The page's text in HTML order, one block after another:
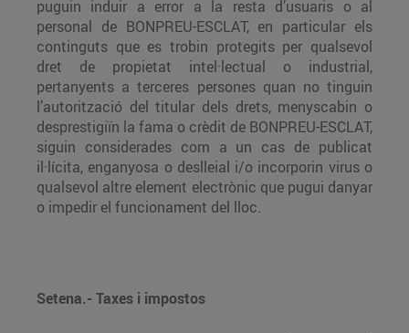
puguin induir a error a la resta d’usuaris o al
personal de BONPREU-ESCLAT, en particular els
continguts que es trobin protegits per qualsevol
dret de propietat intel·lectual o industrial,
pertanyents a terceres persones quan no tinguin
l’autorització del titular dels drets, menyscabin o
desprestigiïn la fama o crèdit de BONPREU-ESCLAT,
siguin considerades com a un cas de publicat
il·lícita, enganyosa o deslleial i/o incorporin virus o
qualsevol altre element electrònic que pugui danyar
o impedir el funcionament del lloc.
Setena.- Taxes i impostos